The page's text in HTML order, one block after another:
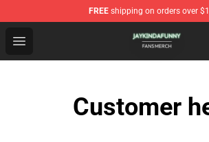
FREE shipping on orders over
Open menu
Jaykindafunny Shop - Official
Customer